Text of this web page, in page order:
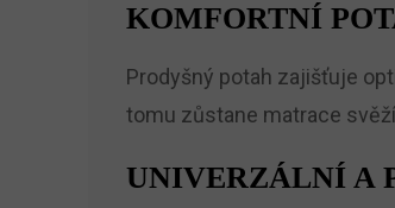
KOMFORTNÍ
Prodyšný potah zajišťuje
tomu zůstane matrace
UNIVERZÁLNÍ A